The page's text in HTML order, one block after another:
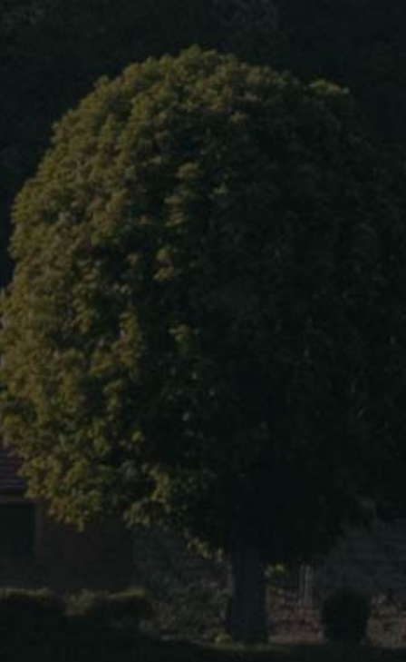
About Us
Our wines
Blog
Contact Us
Language
Château COURONNEAU
Hubert et Heidi Hausherr